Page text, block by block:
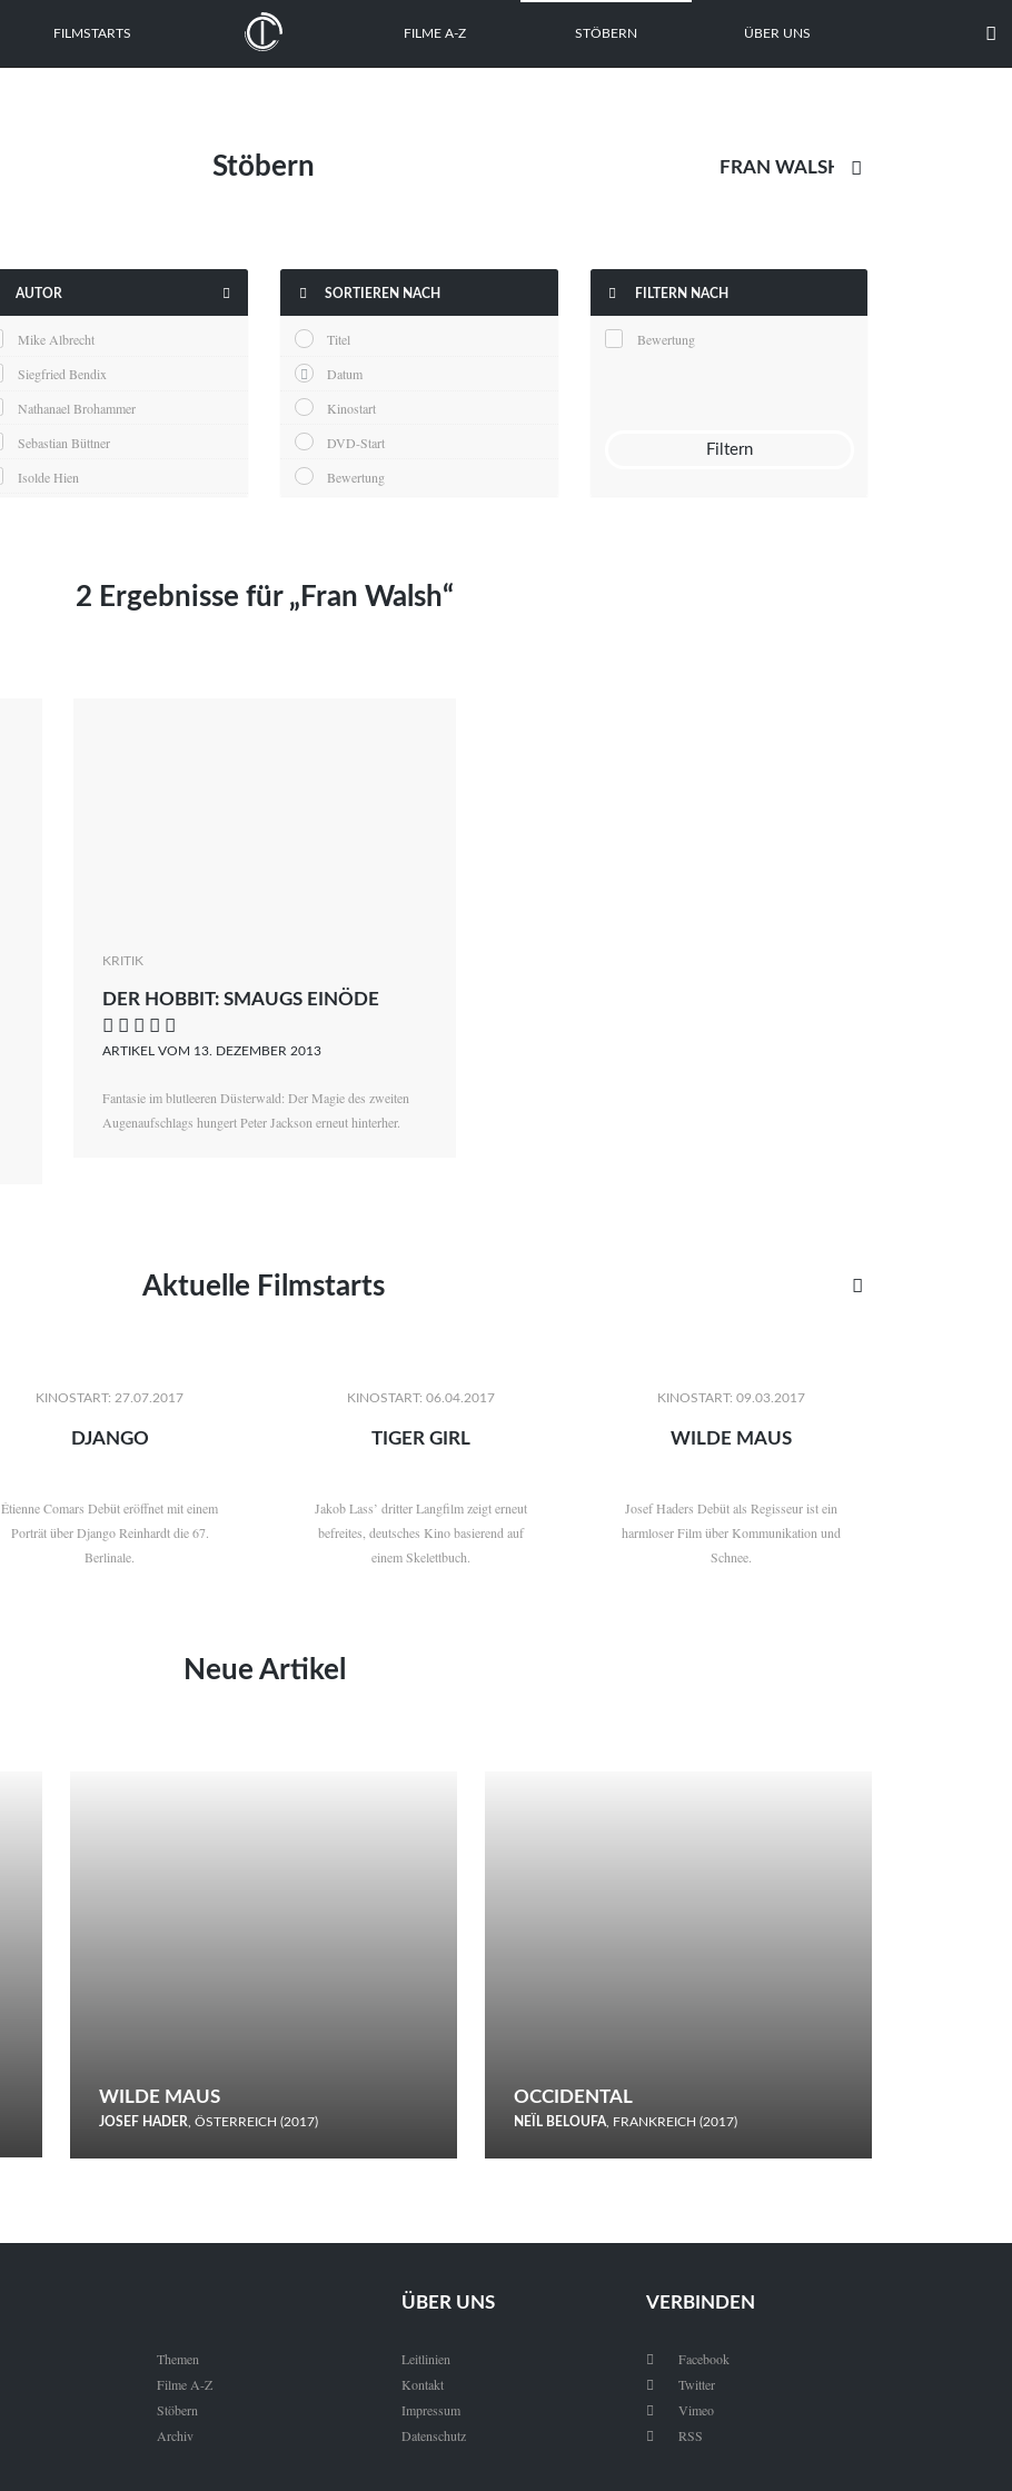
FILMSTARTS FILME A-Z STÖBERN ÜBER UNS 
Stöbern 
AUTOR 
Mike Albrecht
Siegfried Bendix
Nathanael Brohammer
Sebastian Büttner
Isolde Hien
Magdalena Zalewski
 SORTIEREN NACH
Titel
Datum
Kinostart
DVD-Start
Bewertung
 FILTERN NACH
Bewertung
Filtern
2 Ergebnisse für „Fran Walsh“
KRITIK
DER HOBBIT: SMAUGS EINÖDE
    
ARTIKEL VOM 13. DEZEMBER 2013
Fantasie im blutleeren Düsterwald: Der Magie des zweiten
Augenaufschlags hungert Peter Jackson erneut hinterher.
Aktuelle Filmstarts 
KINOSTART: 27.07.2017
DJANGO
Étienne Comars Debüt eröffnet mit einem
Porträt über Django Reinhardt die 67.
Berlinale.
KINOSTART: 06.04.2017
TIGER GIRL
Jakob Lass’ dritter Langfilm zeigt erneut
befreites, deutsches Kino basierend auf
einem Skelettbuch.
KINOSTART: 09.03.2017
WILDE MAUS
Josef Haders Debüt als Regisseur ist ein
harmloser Film über Kommunikation und
Schnee.
Neue Artikel
WILDE MAUS
JOSEF HADER, ÖSTERREICH (2017)
Schnee.
OCCIDENTAL
NEÏL BELOUFA, FRANKREICH (2017)
Themen
Filme A-Z
Stöbern
Archiv
ÜBER UNS
Leitlinien
Kontakt
Impressum
Datenschutz
VERBINDEN
 Facebook
 Twitter
 Vimeo
 RSS